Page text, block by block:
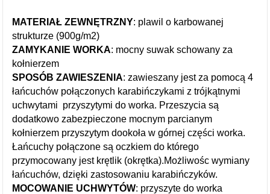
MATERIAŁ ZEWNĘTRZNY: plawil o karbowanej
strukturze (900g/m2)
ZAMYKANIE WORKA: mocny suwak schowany za
kołnierzem
SPOSÓB ZAWIESZENIA: zawieszany jest za pomocą 4
łańcuchów połączonych karabińczykami z trójkątnymi
uchwytami przyszytymi do worka. Przeszycia są
dodatkowo zabezpieczone mocnym parcianym
kołnierzem przyszytym dookoła w górnej części worka.
Łańcuchy połączone są oczkiem do którego
przymocowany jest krętlik (okrętka).Możliwośc wymiany
łańcuchów, dzięki zastosowaniu karabińczyków.
MOCOWANIE UCHWYTÓW: przyszyte do worka